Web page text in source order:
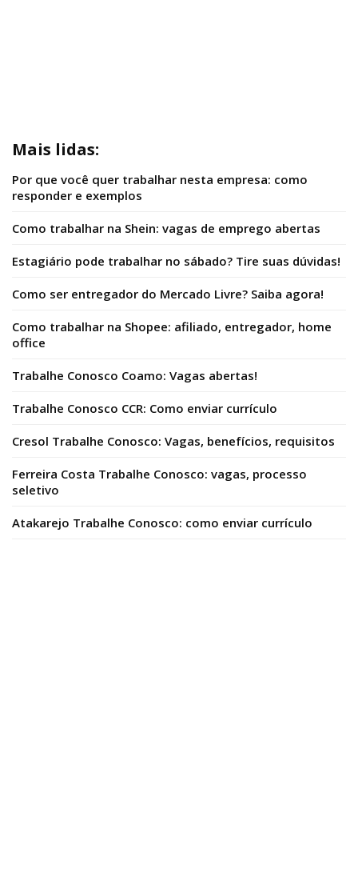
Mais lidas:
Por que você quer trabalhar nesta empresa: como
responder e exemplos
Como trabalhar na Shein: vagas de emprego abertas
Estagiário pode trabalhar no sábado? Tire suas dúvidas!
Como ser entregador do Mercado Livre? Saiba agora!
Como trabalhar na Shopee: afiliado, entregador, home
office
Trabalhe Conosco Coamo: Vagas abertas!
Trabalhe Conosco CCR: Como enviar currículo
Cresol Trabalhe Conosco: Vagas, benefícios, requisitos
Ferreira Costa Trabalhe Conosco: vagas, processo
seletivo
Atakarejo Trabalhe Conosco: como enviar currículo